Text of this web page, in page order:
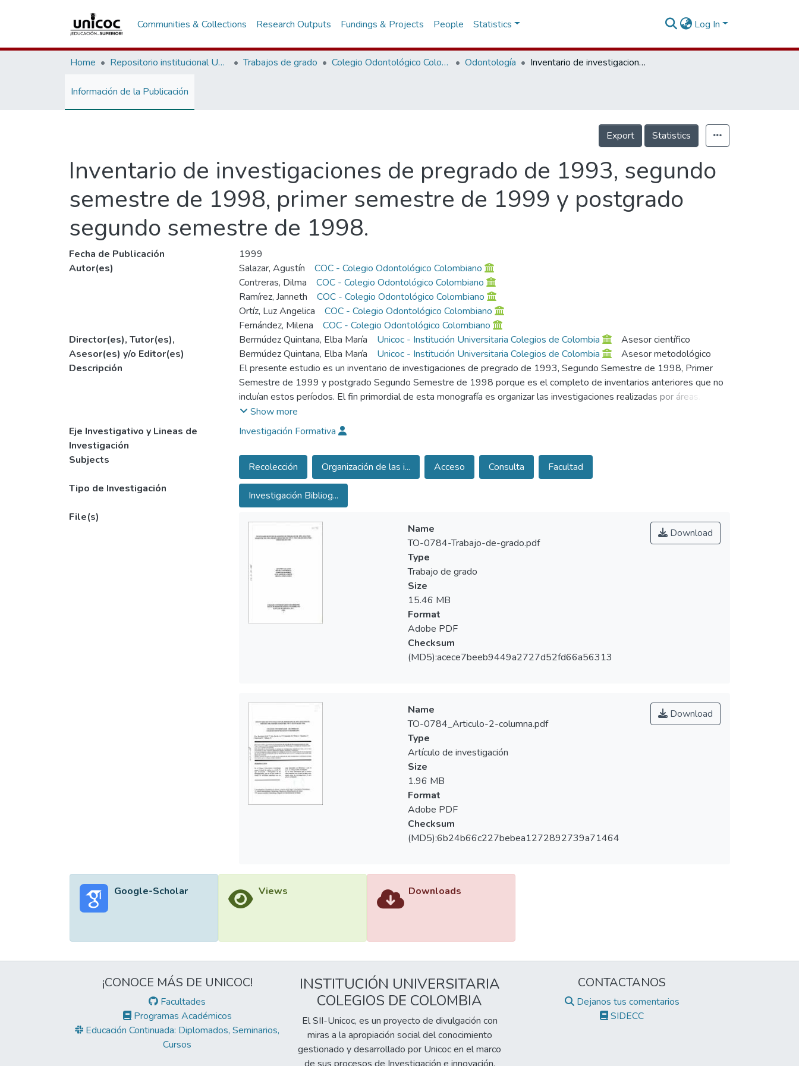
Communities & Collections Research Outputs Fundings & Projects People Statistics Log In
Home Repositorio institucional Unicoc, RI-unicoc Trabajos de grado Colegio Odontológico Colombiano Odontología Inventario de investigaciones de pregrado de 1993, segundo semestre de 1998, primer semestre de 1999 y postgrado segundo semestre de 1998.
Información de la Publicación
Export Statistics
Inventario de investigaciones de pregrado de 1993, segundo
semestre de 1998, primer semestre de 1999 y postgrado
segundo semestre de 1998.
Fecha de Publicación
1999
Autor(es)
Salazar, Agustín
COC - Colegio Odontológico Colombiano
Contreras, Dilma
COC - Colegio Odontológico Colombiano
Ramírez, Janneth
COC - Colegio Odontológico Colombiano
Ortíz, Luz Angelica
COC - Colegio Odontológico Colombiano
Fernández, Milena
COC - Colegio Odontológico Colombiano
Director(es), Tutor(es),
Asesor(es) y/o Editor(es)
Bermúdez Quintana, Elba María Unicoc - Institución Universitaria Colegios de Colombia
Asesor científico
Bermúdez Quintana, Elba María
Unicoc - Institución Universitaria Colegios de Colombia
Asesor metodológico
Descripción
El presente estudio es un inventario de investigaciones de pregrado de 1993, Segundo Semestre de 1998, Primer
Semestre de 1999 y postgrado Segundo Semestre de 1998 porque es el completo de inventarios anteriores que no
incluían estos períodos. El fin primordial de esta monografía es organizar las investigaciones realizadas por áreas. con
los datos concernientes a: Autor, Propósito, Materiales y Métodos, Resultados y Conclusiones. Con esta investigación
se desea continuar con el trabajo de recolección y organización de las investigaciones que se lleva a cabo en la
Institución, año tras año facilitando así el acceso y consulta por parte de los estudiantes de la Facultad.
Show more
Eje Investigativo y Lineas de
Investigación
Investigación Formativa
Subjects
Recolección Organización de las i... Acceso Consulta
Facultad
Tipo de Investigación
Investigación Bibliog...
File(s)
Download
Name
TO-0784-Trabajo-de-grado.pdf
Type
Trabajo de grado
Size
15.46 MB
Format
Adobe PDF
Checksum
(MD5):acece7beeb9449a2727d52fd66a56313
Download
Name
TO-0784_Articulo-2-columna.pdf
Type
Artículo de investigación
Size
1.96 MB
Format
Adobe PDF
Checksum
(MD5):6b24b66c227bebea1272892739a71464
Google-Scholar Views Downloads
¡CONOCE MÁS DE UNICOC!
Facultades
Programas Académicos
Educación Continuada: Diplomados, Seminarios,
Cursos
INSTITUCIÓN UNIVERSITARIA
COLEGIOS DE COLOMBIA
El SII-Unicoc, es un proyecto de divulgación con
miras a la apropiación social del conocimiento
gestionado y desarrollado por Unicoc en el marco
CONTACTANOS
Dejanos tus comentarios
SIDECC